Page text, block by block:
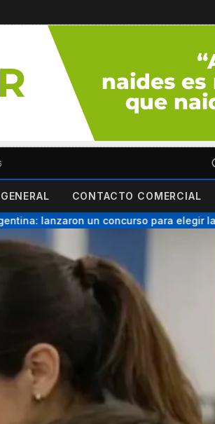
CONTACTO COMERCIAL
lanzaron un concurso para elegir la